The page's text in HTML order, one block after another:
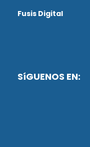
Fusis Digital
SíGUENOS EN: